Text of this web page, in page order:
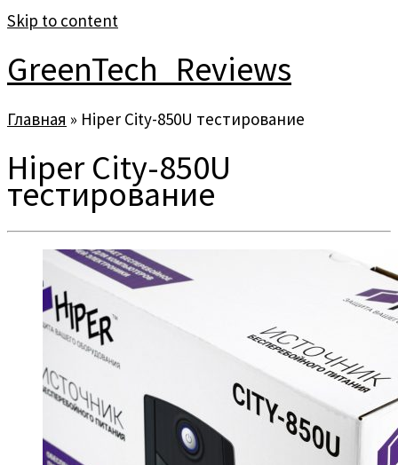
Skip to content
GreenTech_Reviews
Главная » Hiper City-850U тестирование
Hiper City-850U
тестирование